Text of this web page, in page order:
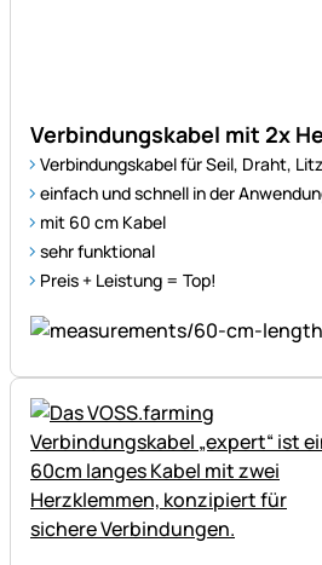
Verbindungskabel mit 2x
Verbindungskabel für Seil, Draht,
einfach und schnell in der
mit 60 cm Kabel
sehr funktional
Preis + Leistung = Top!